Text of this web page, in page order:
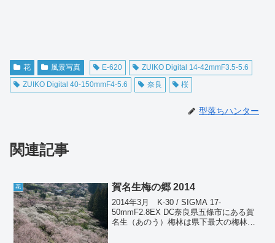
花 風景写真 E-620
ZUIKO Digital 14-42mmF3.5-5.6
ZUIKO Digital 40-150mmF4-5.6
奈良 桜
型落ちハンター
関連記事
花 賀名生梅の郷 2014
2014年3月 K-30 / SIGMA 17-
50mmF2.8EX DC奈良県五條市にある賀
名生（あのう）梅林は県下最大の梅林で